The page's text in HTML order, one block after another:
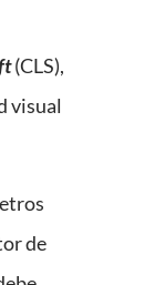
(CLS),
visual
de